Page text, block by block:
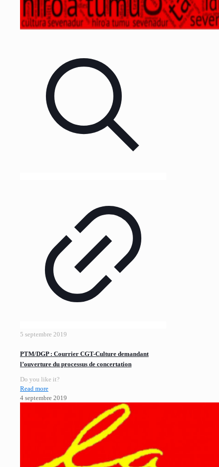
5 septembre 2019
PTM/DGP : Courrier CGT-Culture demandant
l’ouverture du processus de concertation
Do you like it?
Read more
4 septembre 2019